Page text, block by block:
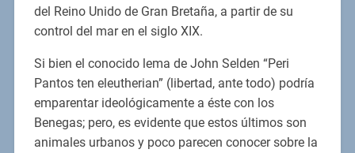
del Reino Unido de Gran Bretaña, a partir de su
control del mar en el siglo XIX.
Si bien el conocido lema de John Selden “Peri
Pantos ten eleutherian” (libertad, ante todo) podría
emparentar ideológicamente a éste con los
Benegas; pero, es evidente que estos últimos son
animales urbanos y poco parecen conocer sobre la